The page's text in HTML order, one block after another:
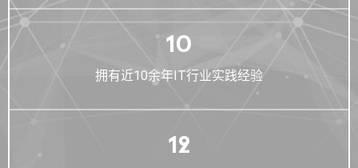
10
拥有近10余年IT行业实践经验
12